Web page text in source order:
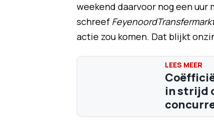
weekend daarvoor nog een uur
schreef
actie zou komen. Dat blijkt
in strijd